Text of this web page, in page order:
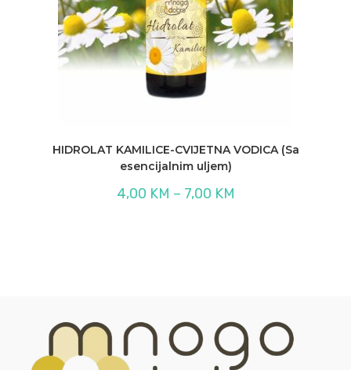
HIDROLAT KAMILICE-CVIJETNA VODICA (Sa
esencijalnim uljem)
4,00 KM – 7,00 KM